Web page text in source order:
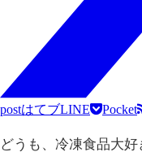
postはてブLINE Pocket
どうも、冷凍食品大好